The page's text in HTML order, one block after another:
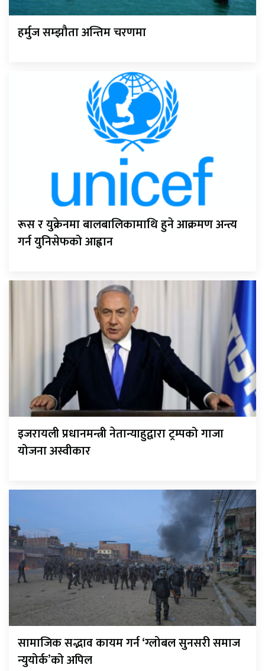
हर्मुज सम्झौता अन्तिम चरणमा
रूस र युक्रेनमा बालबालिकामाथि हुने आक्रमण अन्त्य
गर्न युनिसेफको आह्वान
इजरायली प्रधानमन्त्री नेतान्याहुद्वारा ट्रम्पको गाजा
योजना अस्वीकार
सामाजिक सद्भाव कायम गर्न ‘ग्लोबल सुनसरी समाज
न्युयोर्क’को अपिल